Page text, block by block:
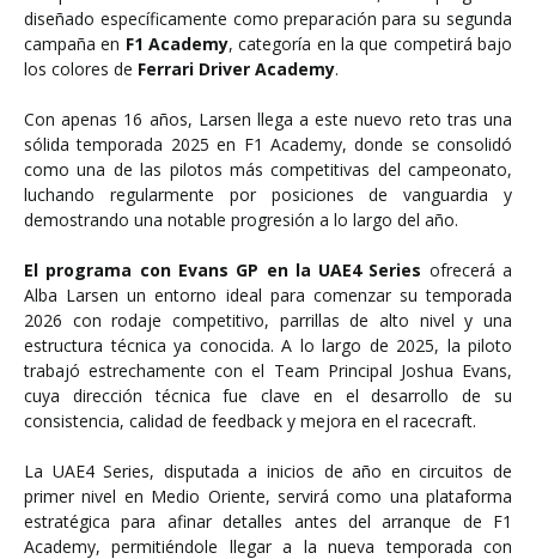
diseñado específicamente como preparación para su segunda
campaña en F1 Academy, categoría en la que competirá bajo
los colores de Ferrari Driver Academy.
Con apenas 16 años, Larsen llega a este nuevo reto tras una
sólida temporada 2025 en F1 Academy, donde se consolidó
como una de las pilotos más competitivas del campeonato,
luchando regularmente por posiciones de vanguardia y
demostrando una notable progresión a lo largo del año.
El programa con Evans GP en la UAE4 Series ofrecerá a
Alba Larsen un entorno ideal para comenzar su temporada
2026 con rodaje competitivo, parrillas de alto nivel y una
estructura técnica ya conocida. A lo largo de 2025, la piloto
trabajó estrechamente con el Team Principal Joshua Evans,
cuya dirección técnica fue clave en el desarrollo de su
consistencia, calidad de feedback y mejora en el racecraft.
La UAE4 Series, disputada a inicios de año en circuitos de
primer nivel en Medio Oriente, servirá como una plataforma
estratégica para afinar detalles antes del arranque de F1
Academy, permitiéndole llegar a la nueva temporada con